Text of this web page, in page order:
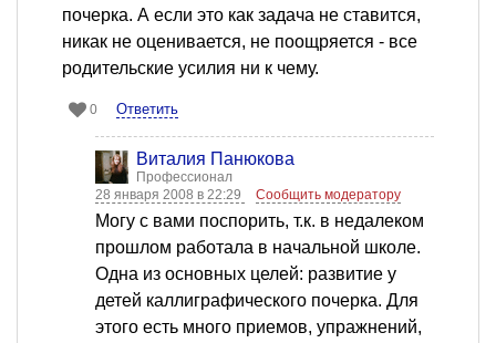
почерка. А если это как задача не ставится,
никак не оценивается, не поощряется - все
родительские усилия ни к чему.
0 Ответить
Виталия Панюкова
Профессионал
28 января 2008 в 22:29
Сообщить модератору
Могу с вами поспорить, т.к. в недалеком
прошлом работала в начальной школе.
Одна из основных целей: развитие у
детей каллиграфического почерка. Для
этого есть много приемов, упражнений,